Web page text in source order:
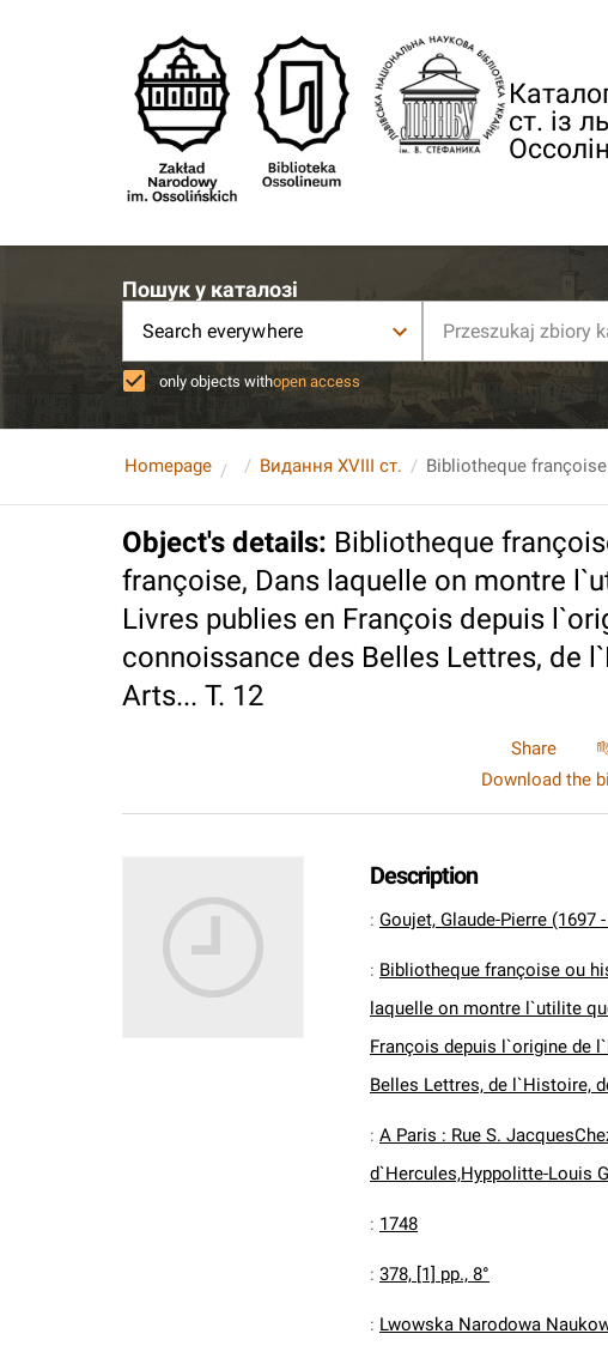
ст. із
Пошук у каталозі
Search everywhere
only objects withopen access
Homepage Видання XVIII ст.
Object's details: Bibliotheque
françoise, Dans laquelle on montre
Livres publies en François depuis
connoissance des Belles Lettres, de
Arts... T. 12
Share
Download the
Description
: Goujet, Glaude-Pierre (1697
: Bibliotheque françoise ou
laquelle on montre l`utilite
François depuis l`origine de
Belles Lettres, de l`Histoire,
: A Paris : Rue S.
d`Hercules,Hyppolitte-Louis
: 1748
: 378, [1] pp., 8°
: Lwowska Narodowa